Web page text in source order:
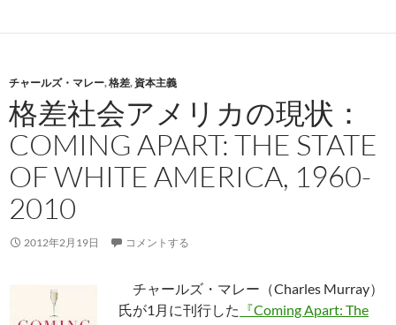
チャールズ・マレー,格差,資本主義
格差社会アメリカの現状：
COMING APART: THE STATE
OF WHITE AMERICA, 1960-
2010
2012年2月19日 コメントする
チャールズ・マレー（Charles Murray）
氏が1月に刊行した 『Coming Apart: The